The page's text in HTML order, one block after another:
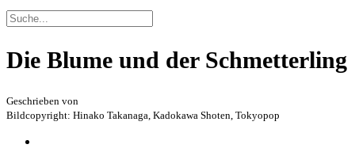
Die Blume und der Schmetterling
Geschrieben von
Bildcopyright: Hinako Takanaga, Kadokawa Shoten, Tokyopop